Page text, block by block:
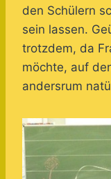
den Schülern
sein lassen.
trotzdem, da
möchte, auf
andersrum